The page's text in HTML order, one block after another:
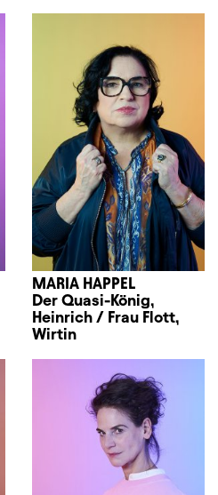
MARIA HAPPEL
Der Quasi-König,
Heinrich / Frau Flott,
Wirtin